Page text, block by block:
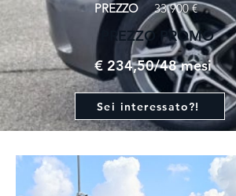
PREZZO 33.900 €
PREZZO PROMO
€ 234,50/48 mesi
Sei interessato?!